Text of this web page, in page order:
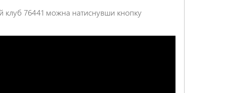
клуб 76441 можна натиснувши кнопку